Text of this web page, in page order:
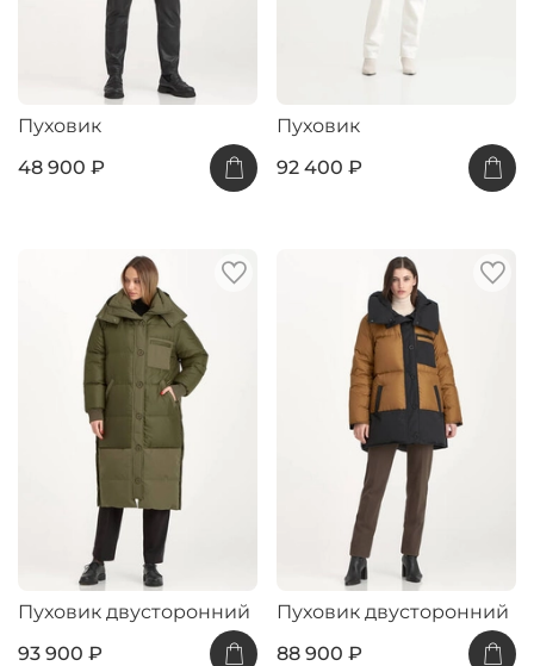
Пуховик
48 900 ₽
Пуховик
92 400 ₽
Пуховик двусторонний
93 900 ₽
Пуховик двусторонний
88 900 ₽